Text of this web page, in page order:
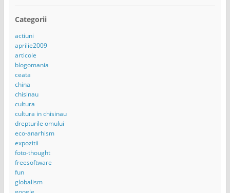
Categorii
actiuni
aprilie2009
articole
blogomania
ceata
china
chisinau
cultura
cultura in chisinau
drepturile omului
eco-anarhism
expozitii
foto-thought
freesoftware
fun
globalism